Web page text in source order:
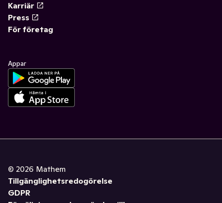
Karriär
Press
För företag
Appar
© 2026 Mathem
Tillgänglighetsredogörelse
GDPR